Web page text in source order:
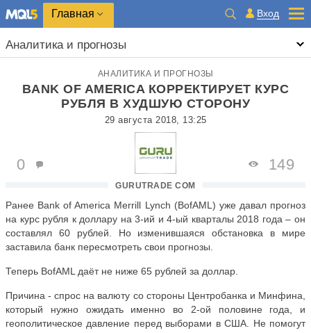
Главная Вход
Аналитика и прогнозы
АНАЛИТИКА И ПРОГНОЗЫ
BANK OF AMERICA КОРРЕКТИРУЕТ КУРС
РУБЛЯ В ХУДШУЮ СТОРОНУ
29 августа 2018, 13:25
GURUTRADE COM
0 149
Ранее Bank of America Merrill Lynch (BofAML) уже давал прогноз
на курс рубля к доллару на 3-ий и 4-ый кварталы 2018 года – он
составлял 60 рублей. Но изменившаяся обстановка в мире
заставила банк пересмотреть свои прогнозы.
Теперь BofAML даёт не ниже 65 рублей за доллар.
Причина - спрос на валюту со стороны Центробанка и Минфина,
который нужно ожидать именно во 2-ой половине года, и
геополитическое давление перед выборами в США. Не помогут